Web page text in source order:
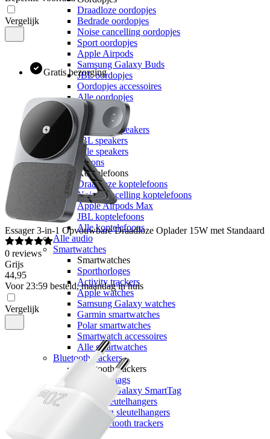
Draadloze oordopjes
Bedrade oordopjes
Noise cancelling oordopjes
Sport oordopjes
Apple Airpods
Samsung Galaxy Buds
JBL oordopjes
Oordopjes accessoires
Alle oordopjes
Speakers
Speakers
Bluetooth speakers
JBL speakers
Alle speakers
Koptelefoons
Koptelefoons
Draadloze koptelefoons
Noise cancelling koptelefoons
Apple Airpods Max
JBL koptelefoons
Alle koptelefoons
Alle audio
Smartwatches
Smartwatches
Sporthorloges
Activity trackers
Apple watches
Samsung Galaxy watches
Garmin smartwatches
Polar smartwatches
Smartwatch accessoires
Alle smartwatches
Bluetooth trackers
Bluetooth trackers
Apple Airtags
Samsung Galaxy SmartTag
Airtag sleutelhangers
SmartTag sleutelhangers
Alle bluetooth trackers
Vergelijk
Gratis bezorging
Essager 3-in-1 Opvouwbare Draadloze Oplader 15W met Standaard
0 reviews
Grijs
44,95
Voor 23:59 besteld, maandag in huis
Vergelijk